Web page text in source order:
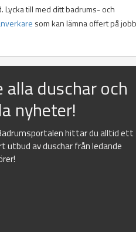
till med ditt badrums- och
som kan lämna offert på
alla duschar och
nyheter!
hittar du alltid ett
utbud av duschar från ledande